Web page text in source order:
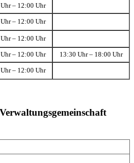
– 12:00 Uhr
– 12:00 Uhr
– 12:00 Uhr
– 12:00 Uhr 13:30 Uhr – 18:00 Uhr
– 12:00 Uhr